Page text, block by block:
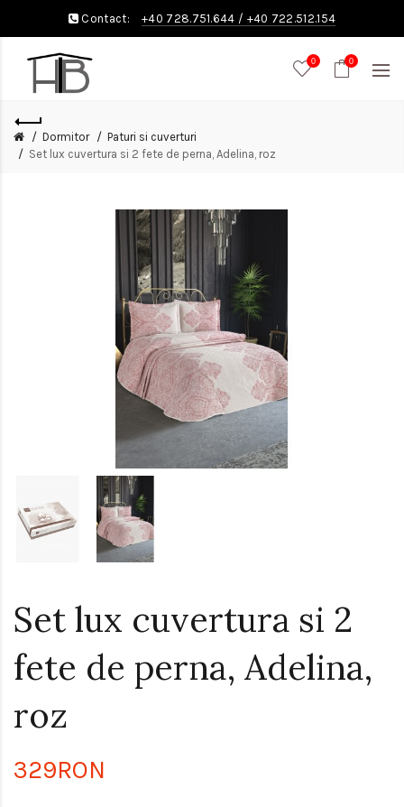
Contact: +40 728.751.644 / +40 722.512.154
0 0
Dormitor
Paturi si cuverturi
Set lux cuvertura si 2 fete de perna, Adelina, roz
Set lux cuvertura si 2
fete de perna, Adelina,
roz
329RON